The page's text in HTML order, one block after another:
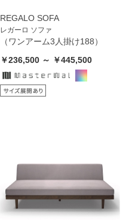
REGALO SOFA
レガーロ ソファ
（ワンアーム3人掛け188）
￥236,500 ～ ￥445,500